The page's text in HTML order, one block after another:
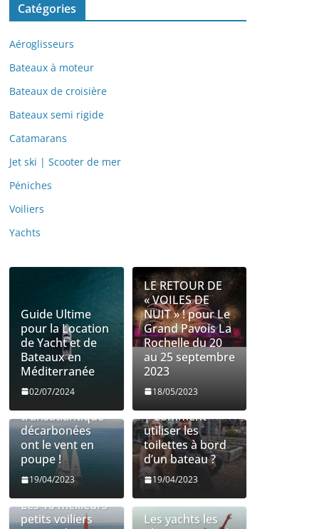
Catégories
Aéroglisseurs
Bateaux à moteur
Bateaux de croisière
Bateaux semi rigide
Catamarans
Jet ski | Scooter de mer
Péniches
Voiliers
Yachts
Guide Ultime
pour la Location
de Yacht et de
Bateaux en
Méditerranée
02/07/2024
LE RETOUR DE
« VOILES DE
NUIT » ! pour Le
Grand Pavois La
Rochelle du 20
au 25 septembre
2023
18/05/2023
Les entreprises
transatlantique
décarbonées
ont le vent en
poupe !
19/04/2023
Utilisation des
| Comment
utiliser les
toilettes à bord
d’un bateau ?
19/04/2023
Les 10 meilleurs
petits voiliers
Les yachts les